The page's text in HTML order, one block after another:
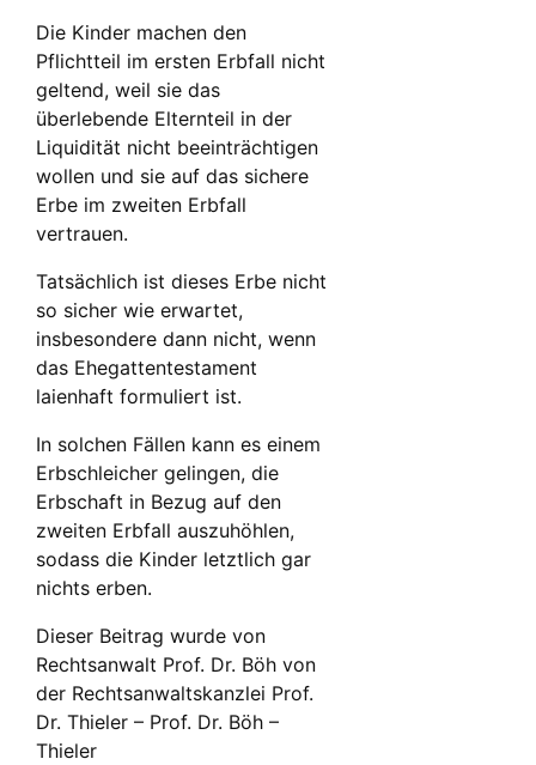
Die Kinder machen den
Pflichtteil im ersten Erbfall nicht
geltend, weil sie das
überlebende Elternteil in der
Liquidität nicht beeinträchtigen
wollen und sie auf das sichere
Erbe im zweiten Erbfall
vertrauen.
Tatsächlich ist dieses Erbe nicht
so sicher wie erwartet,
insbesondere dann nicht, wenn
das Ehegattentestament
laienhaft formuliert ist.
In solchen Fällen kann es einem
Erbschleicher gelingen, die
Erbschaft in Bezug auf den
zweiten Erbfall auszuhöhlen,
sodass die Kinder letztlich gar
nichts erben.
Dieser Beitrag wurde von
Rechtsanwalt Prof. Dr. Böh von
der Rechtsanwaltskanzlei Prof.
Dr. Thieler – Prof. Dr. Böh –
Thieler